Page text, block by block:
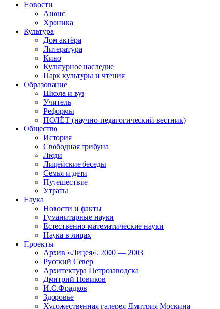
Новости
Анонс
Хроника
Культура
Дом актёра
Литература
Кино
Культурное наследие
Парк культуры и чтения
Образование
Школа и вуз
Учитель
Реформы
ПОЛЁТ (научно-педагогический вестник)
Общество
История
Свободная трибуна
Люди
Лицейские беседы
Семья и дети
Путешествие
Утраты
Наука
Новости и факты
Гуманитарные науки
Естественно-математические науки
Наука в лицах
Проекты
Архив «Лицея». 2000 — 2003
Русский Север
Архитектура Петрозаводска
Дмитрий Новиков
И.С.Фрадков
Здоровье
Художественная галерея Дмитрия Москина